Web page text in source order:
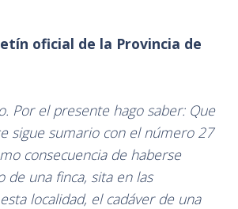
oficial de la Provincia de
Por el presente hago saber: Que
sigue sumario con el número 27
consecuencia de haberse
de una finca, sita en las
localidad, el cadáver de una